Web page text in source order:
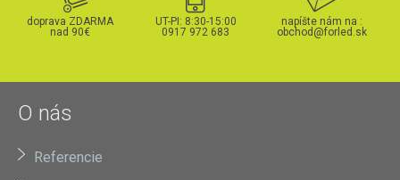
doprava ZDARMA
nad 90€
UT-PI: 8:30-15:00
0917 972 683
napíšte nám na :
obchod@forled.sk
O nás
Referencie